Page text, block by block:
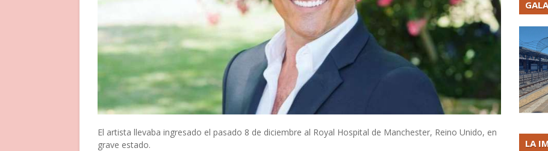
El artista llevaba ingresado el pasado 8 de diciembre al Royal Hospital de Manchester, Reino Unido, en
grave estado.
LA